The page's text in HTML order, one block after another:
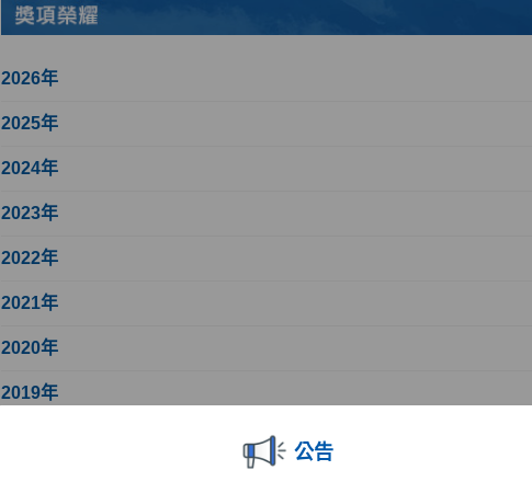
公告
2026年
2025年
2024年
2023年
2022年
2021年
2020年
2019年